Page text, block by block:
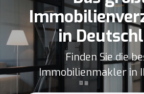
in
Finden Sie die
Immobilienmakler in